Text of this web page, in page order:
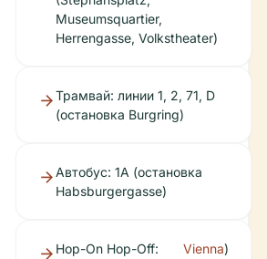
Museumsquartier,
Herrengasse, Volkstheater)
Трамвай: линии 1, 2, 71, D
(остановка Burgring)
Автобус: 1A (остановка
Habsburgergasse)
Hop-On Hop-Off:
Vienna)